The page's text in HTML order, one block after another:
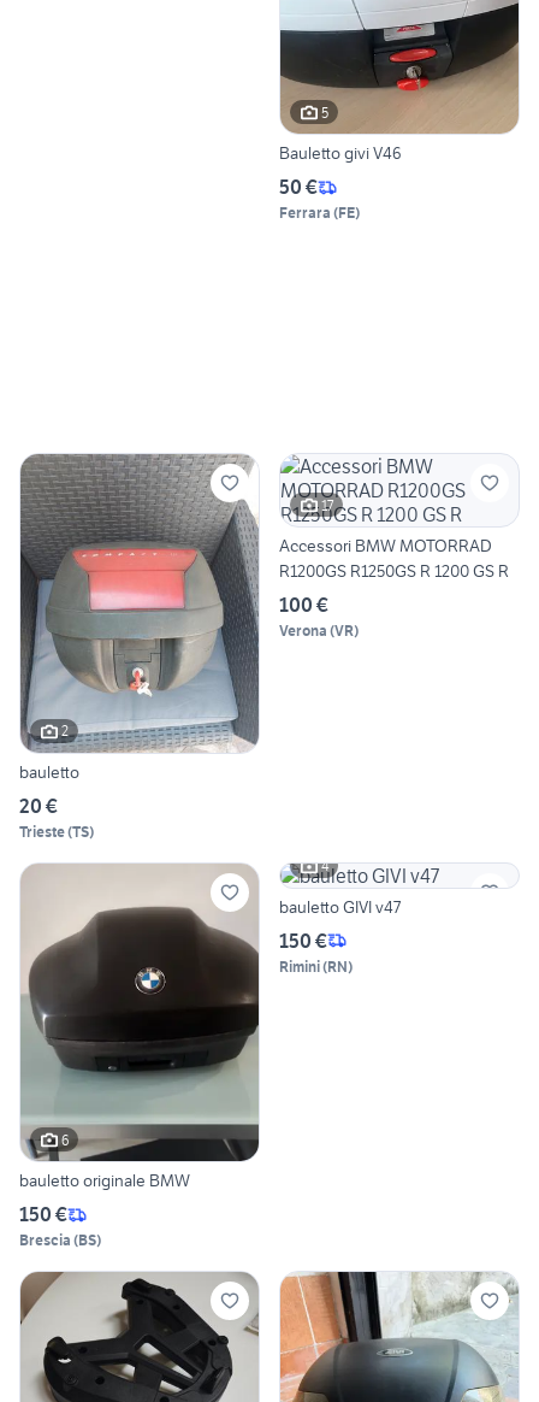
5
Bauletto givi V46
50 €
Ferrara (FE)
2
bauletto
20 €
Trieste(TS)
17
Accessori BMW MOTORRAD
R1200GS R1250GS R 1200 GS R
100 €
Verona (VR)
6
bauletto originale BMW
150 €
Brescia (BS)
4
bauletto GIVI v47
150 €
Rimini(RN)